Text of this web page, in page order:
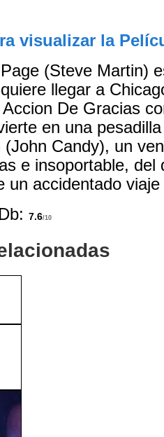
visualizar la
(Steve Martin)
llegar a
De Gracias
en una
Candy), un
e insoportable, del
un accidentado viaje
7.6/10